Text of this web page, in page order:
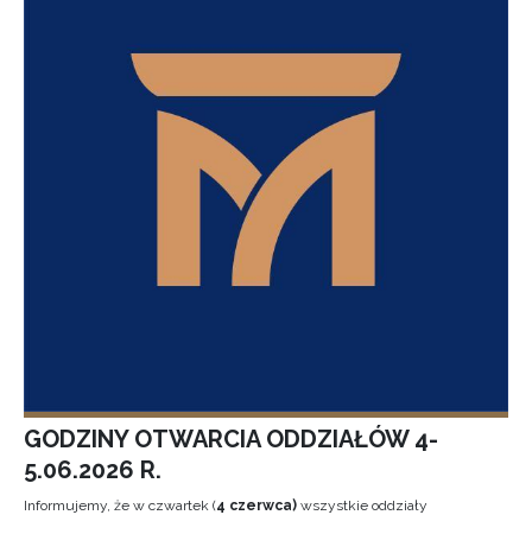
GODZINY OTWARCIA ODDZIAŁÓW 4-
5.06.2026 R.
Informujemy, że w czwartek (4 czerwca) wszystkie oddziały